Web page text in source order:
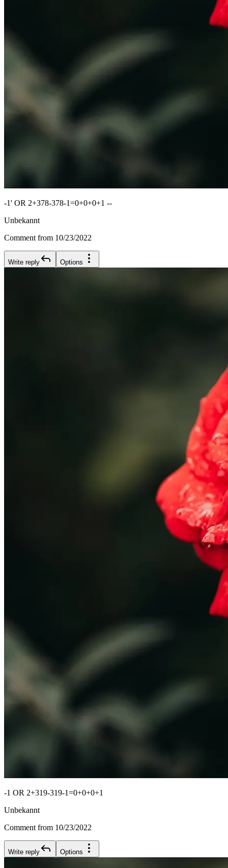
-1' OR 2+378-378-1=0+0+0+1 --
Unbekannt
Comment from 10/23/2022
Write reply Options
-1 OR 2+319-319-1=0+0+0+1
Unbekannt
Comment from 10/23/2022
Write reply Options